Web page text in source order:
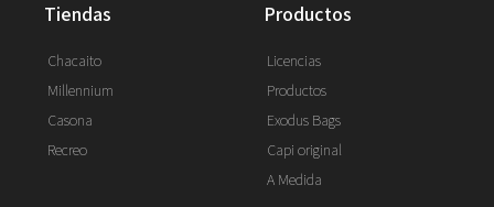
tiendas
Chacaito
Millennium
Casona
Recreo
productos
Licencias
Productos
Exodus Bags
Capi original
A Medida